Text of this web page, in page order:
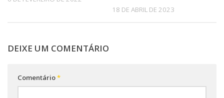
18 DE ABRIL DE 2023
DEIXE UM COMENTÁRIO
Comentário*